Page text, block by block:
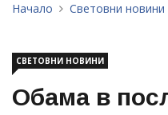
Начало Световни новини
СВЕТОВНИ НОВИНИ
Обама в